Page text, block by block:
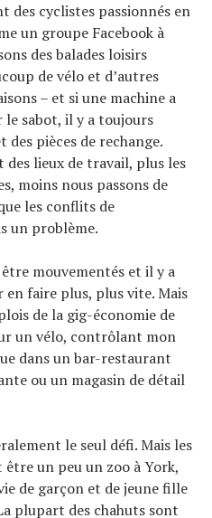
des cyclistes passionnés en
un groupe Facebook à
des balades loisirs
de vélo et d’autres
– et si une machine a
le sabot, il y a toujours
des pièces de rechange.
lieux de travail, plus les
moins nous passons de
les conflits de
un problème.
mouvementés et il y a
faire plus, plus vite. Mais
de la gig-économie de
un vélo, contrôlant mon
dans un bar-restaurant
ou un magasin de détail
le seul défi. Mais les
un peu un zoo à York,
de garçon et de jeune fille
plupart des chahuts sont